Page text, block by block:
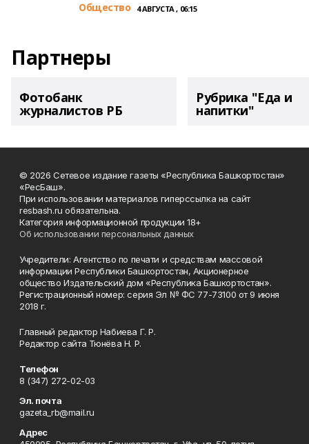
Общество 4 АВГУСТА , 06:15
Партнеры
Фотобанк
журналистов РБ
Рубрика "Еда и
напитки"
© 2026 Сетевое издание газеты «Республика Башкортостан»
«РесБаш».
При использовании материалов гиперссылка на сайт
resbash.ru обязательна.
Категория информационной продукции 18+
Об использовании персональных данных
Учредители: Агентство по печати и средствам массовой
информации Республики Башкортостан, Акционерное
общество Издательский дом «Республика Башкортостан».
Регистрационный номер: серия Эл № ФС 77-73100 от 9 июня
2018 г.
Главный редактор Набиева Г. Р.
Редактор сайта Тюнёва Н. Р.
Телефон
8 (347) 272-02-03
Эл. почта
gazeta_rb@mail.ru
Адрес